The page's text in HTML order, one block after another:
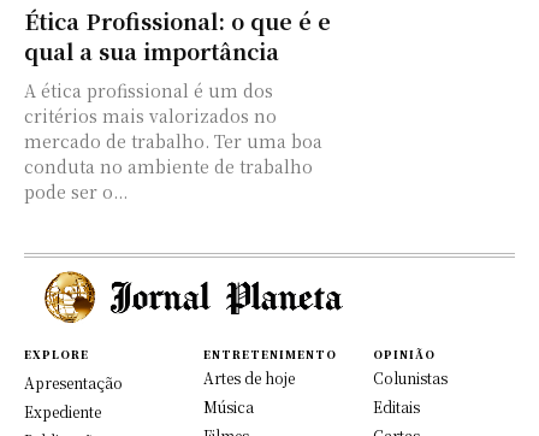
Ética Profissional: o que é e
qual a sua importância
A ética profissional é um dos
critérios mais valorizados no
mercado de trabalho. Ter uma boa
conduta no ambiente de trabalho
pode ser o...
EXPLORE
Apresentação
Expediente
ENTRETENIMENTO
Artes de hoje
Música
OPINIÃO
Colunistas
Editais